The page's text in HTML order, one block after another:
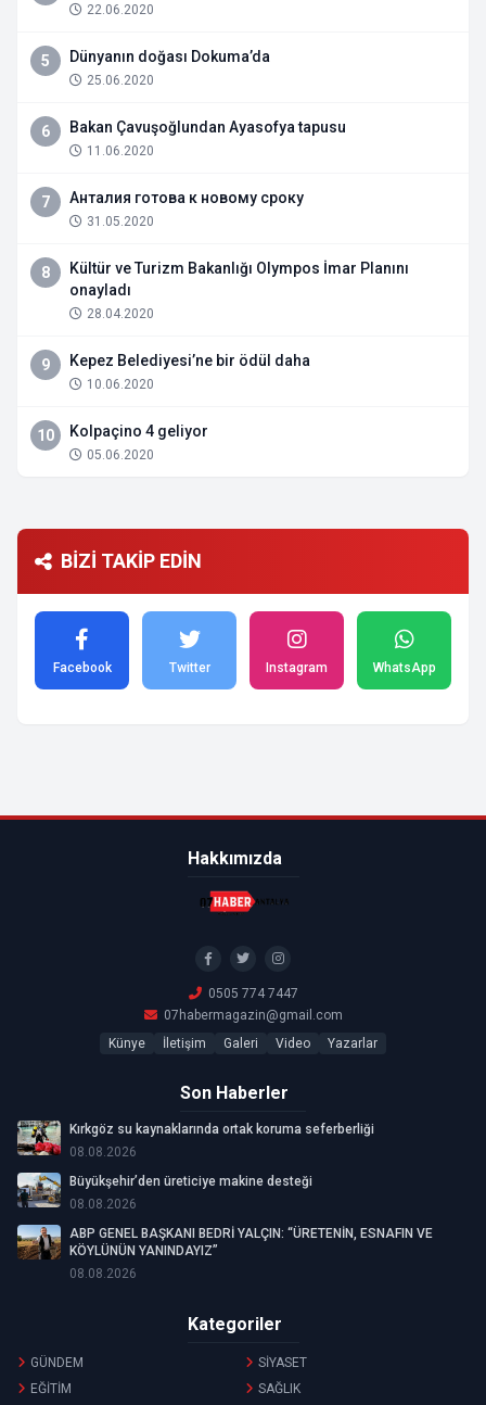
22.06.2020
5 Dünyanın doğası Dokuma’da
25.06.2020
6 Bakan Çavuşoğlundan Ayasofya tapusu
11.06.2020
7 Анталия готова к новому сроку
31.05.2020
8
Kültür ve Turizm Bakanlığı Olympos İmar Planını
onayladı
28.04.2020
9 Kepez Belediyesi’ne bir ödül daha
10.06.2020
10 Kolpaçino 4 geliyor
05.06.2020
BİZİ TAKİP EDİN
Facebook Twitter Instagram WhatsApp
Hakkımızda
0505 774 7447
07habermagazin@gmail.com
Künye
İletişim Galeri Video Yazarlar
Son Haberler
Kırkgöz su kaynaklarında ortak koruma seferberliği
08.08.2026
Büyükşehir’den üreticiye makine desteği
08.08.2026
ABP GENEL BAŞKANI BEDRİ YALÇIN: “ÜRETENİN, ESNAFIN VE
KÖYLÜNÜN YANINDAYIZ”
08.08.2026
Kategoriler
GÜNDEM
SİYASET
EĞİTİM
SAĞLIK